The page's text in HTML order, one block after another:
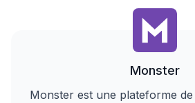
Monster
Monster est une plateforme